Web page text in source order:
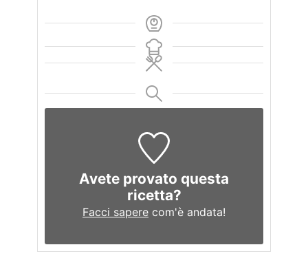
Avete provato questa
ricetta?
Facci sapere com'è andata!